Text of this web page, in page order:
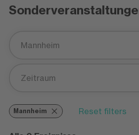
Mannheim
Zeitraum
Mannheim Reset filters